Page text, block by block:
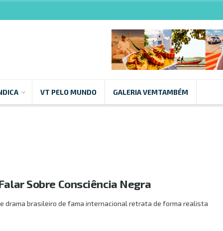
VT PELO MUNDO GALERIA VEMTAMBÉM
Sobre Consciência Negra
drama brasileiro de fama internacional retrata de forma realista